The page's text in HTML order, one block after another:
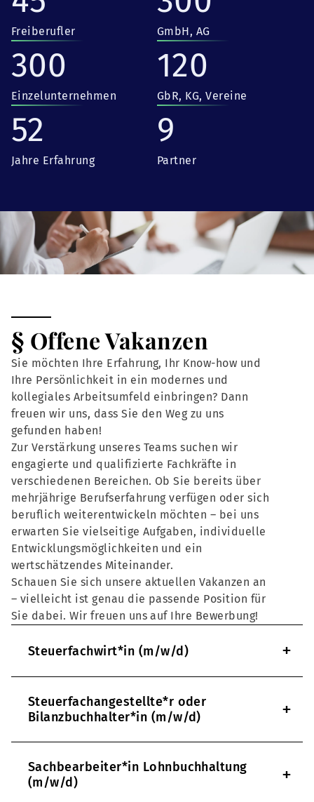
Freiberufler GmbH, AG
300
Einzelunternehmen
120
GbR, KG, Vereine
52
Jahre Erfahrung
9
Partner
§ Offene Vakanzen
Sie möchten Ihre Erfahrung, Ihr Know-how und
Ihre Persönlichkeit in ein modernes und
kollegiales Arbeitsumfeld einbringen? Dann
freuen wir uns, dass Sie den Weg zu uns
gefunden haben!
Zur Verstärkung unseres Teams suchen wir
engagierte und qualifizierte Fachkräfte in
verschiedenen Bereichen. Ob Sie bereits über
mehrjährige Berufserfahrung verfügen oder sich
beruflich weiterentwickeln möchten – bei uns
erwarten Sie vielseitige Aufgaben, individuelle
Entwicklungsmöglichkeiten und ein
wertschätzendes Miteinander.
Schauen Sie sich unsere aktuellen Vakanzen an
– vielleicht ist genau die passende Position für
Sie dabei. Wir freuen uns auf Ihre Bewerbung!
Steuerfachwirt*in (m/w/d) +
Steuerfachangestellte*r oder
Bilanzbuchhalter*in (m/w/d)
+
Sachbearbeiter*in Lohnbuchhaltung
(m/w/d)
+